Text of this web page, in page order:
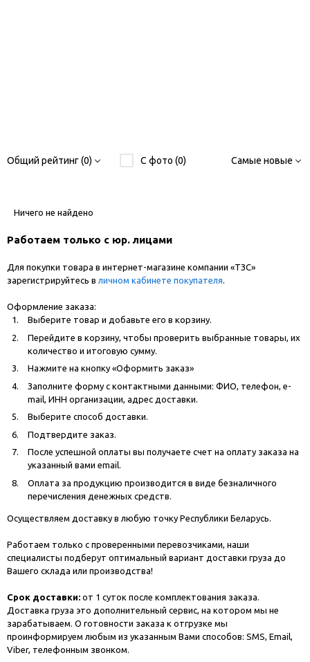
Общий рейтинг (0) С фото (0) Самые новые
Ничего не найдено
Работаем только с юр. лицами
Для покупки товара в интернет-магазине компании «ТЗС»
зарегистрируйтесь в личном кабинете покупателя.
Оформление заказа:
Выберите товар и добавьте его в корзину.
Перейдите в корзину, чтобы проверить выбранные товары, их
количество и итоговую сумму.
Нажмите на кнопку «Оформить заказ»
Заполните форму с контактными данными: ФИО, телефон, e-
mail, ИНН организации, адрес доставки.
Выберите способ доставки.
Подтвердите заказ.
После успешной оплаты вы получаете счет на оплату заказа на
указанный вами email.
Оплата за продукцию производится в виде безналичного
перечисления денежных средств.
Осуществляем доставку в любую точку Республики Беларусь.
Работаем только с проверенными перевозчиками, наши
специалисты подберут оптимальный вариант доставки груза до
Вашего склада или производства!
Срок доставки: от 1 суток после комплектования заказа.
Доставка груза это дополнительный сервис, на котором мы не
зарабатываем. О готовности заказа к отгрузке мы
проинформируем любым из указанным Вами способов: SMS, Email,
Viber, телефонным звонком.